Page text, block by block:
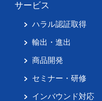
サービス
ハラル認証取得
輸出・進出
商品開発
セミナー・研修
インバウンド対応